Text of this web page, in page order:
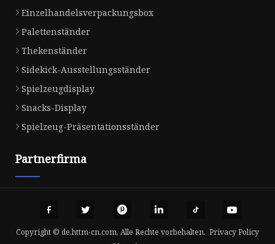
Einzelhandelsverpackungsbox
Palettenständer
Thekenständer
Sidekick-Ausstellungsständer
Spielzeugdisplay
Snacks-Display
Spielzeug-Präsentationsständer
Partnerfirma
Copyright © de.httm-cn.com, Alle Rechte vorbehalten. Privacy Policy